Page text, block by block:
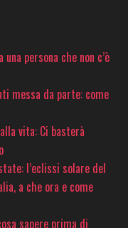
persona che non c’è
messa da parte: come
vita: Ci basterà
l’eclissi solare del
a che ora e come
sapere prima di